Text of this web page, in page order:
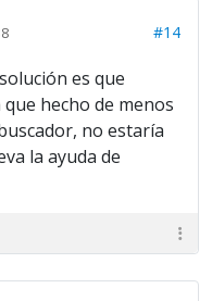
#14
es que
hecho de menos
no estaría
la ayuda de